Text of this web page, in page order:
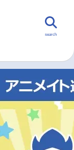
無料マンガ
search